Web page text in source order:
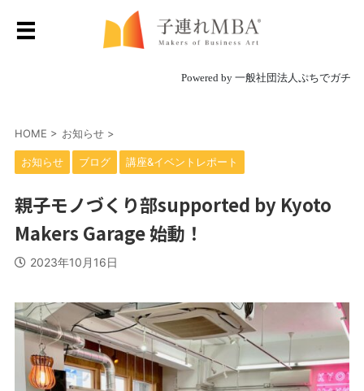
Powered by 一般社団法人ぷちでガチ
HOME > お知らせ >
お知らせ ブログ 講座&イベントレポート
親子モノづくり部supported by Kyoto
Makers Garage 始動！
2023年10月16日